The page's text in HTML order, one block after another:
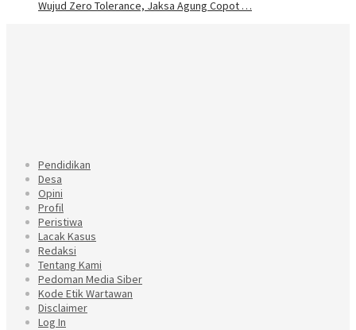
Wujud Zero Tolerance, Jaksa Agung Copot …
Pendidikan
Desa
Opini
Profil
Peristiwa
Lacak Kasus
Redaksi
Tentang Kami
Pedoman Media Siber
Kode Etik Wartawan
Disclaimer
Log In